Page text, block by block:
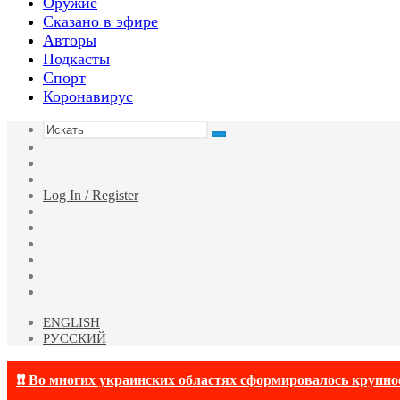
Сказано в эфире
Авторы
Подкасты
Спорт
Коронавирус
Искать
статья
Log In / Register
ENGLISH
РУССКИЙ
❗❗ Во многих украинских областях сформировалось